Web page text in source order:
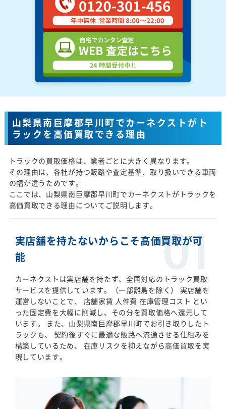
山梨県南巨摩郡早川町でカーネクストがト
ラックを高価買取できる理由
トラックの買取価格は、業者ごとに大きく異なります。
その理由は、各社が持つ販路や査定基準、取り扱いできる車両
の幅が違うためです。
ここでは、山梨県南巨摩郡早川町でカーネクストがトラックを
高価買取できる理由についてご説明します。
実店舗を持たないからこそ高価買取が可
能
カーネクストは実店舗を持たず、全国対応のトラック買取
サービスを提供しています。（一部離島を除く） 実店舗を
運営しないことで、 店舗家賃 人件費 在庫管理コスト とい
った固定費を大幅に削減し、その分を買取価格へ還元して
います。 また、山梨県南巨摩郡早川町でお引き取りしたト
ラックも、 契約後すぐに最適な販路へ流通させる仕組みを
構築しているため、 在庫リスクを抑えながら高価買取を実
現しています。